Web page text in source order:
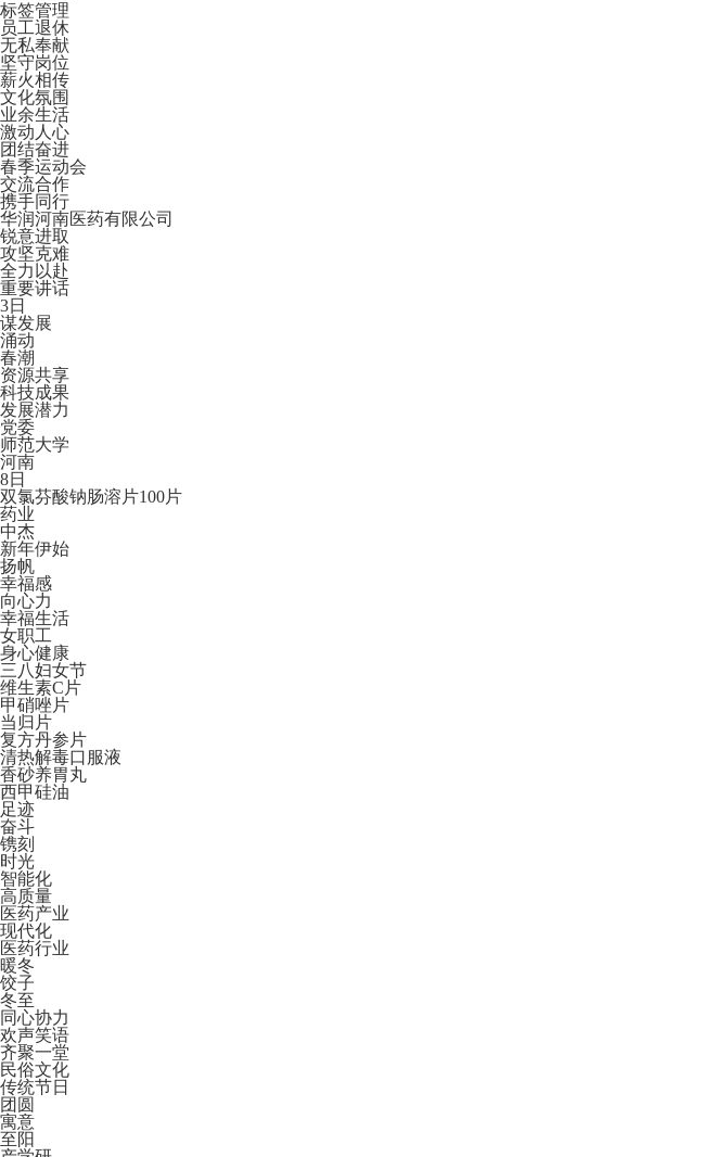
标签管理
员工退休
无私奉献
坚守岗位
薪火相传
文化氛围
业余生活
激动人心
团结奋进
春季运动会
交流合作
携手同行
华润河南医药有限公司
锐意进取
攻坚克难
全力以赴
重要讲话
3日
谋发展
涌动
春潮
资源共享
科技成果
发展潜力
党委
师范大学
河南
8日
双氯芬酸钠肠溶片100片
药业
中杰
新年伊始
扬帆
幸福感
向心力
幸福生活
女职工
身心健康
三八妇女节
维生素C片
甲硝唑片
当归片
复方丹参片
清热解毒口服液
香砂养胃丸
西甲硅油
足迹
奋斗
镌刻
时光
智能化
高质量
医药产业
现代化
医药行业
暖冬
饺子
冬至
同心协力
欢声笑语
齐聚一堂
民俗文化
传统节日
团圆
寓意
至阳